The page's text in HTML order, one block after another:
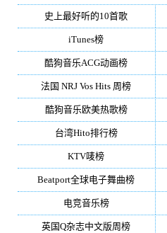
史上最好听的10首歌
iTunes榜
酷狗音乐ACG动画榜
法国 NRJ Vos Hits 周榜
酷狗音乐欧美热歌榜
台湾Hito排行榜
KTV唛榜
Beatport全球电子舞曲榜
电竞音乐榜
英国Q杂志中文版周榜